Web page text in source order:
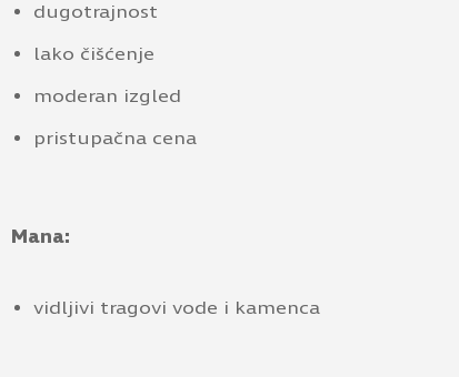
dugotrajnost
lako čišćenje
moderan izgled
pristupačna cena
Mana:
vidljivi tragovi vode i kamenca